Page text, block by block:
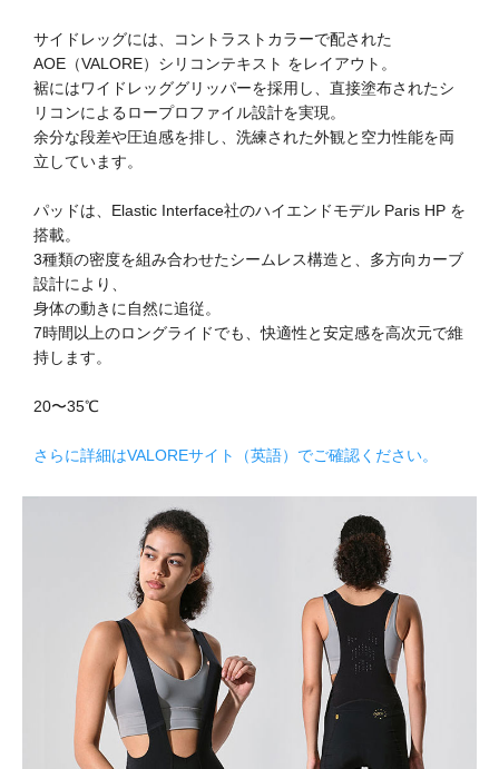
サイドレッグには、コントラストカラーで配された
AOE（VALORE）シリコンテキスト をレイアウト。
裾にはワイドレッググリッパーを採用し、直接塗布されたシ
リコンによるロープロファイル設計を実現。
余分な段差や圧迫感を排し、洗練された外観と空力性能を両
立しています。
パッドは、Elastic Interface社のハイエンドモデル Paris HP を
搭載。
3種類の密度を組み合わせたシームレス構造と、多方向カーブ
設計により、
身体の動きに自然に追従。
7時間以上のロングライドでも、快適性と安定感を高次元で維
持します。
20〜35℃
さらに詳細はVALOREサイト（英語）でご確認ください。